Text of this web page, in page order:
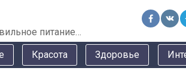
питание…
Красота Здоровье